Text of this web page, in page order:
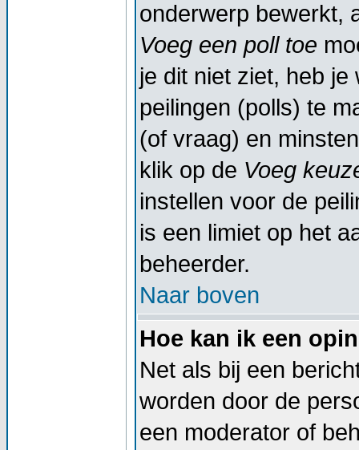
onderwerp bewerkt,
Voeg een poll toe
je dit niet ziet, heb
peilingen (polls) te
(of vraag) en
klik op de Voeg
instellen voor de
is een limiet op het
beheerder.
Naar boven
Hoe kan ik een
Net als bij een
worden door de
een moderator of